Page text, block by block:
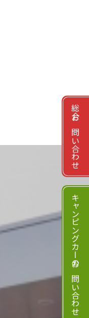
総合お問い合わせ
キャンピングカーのお問い合わせ